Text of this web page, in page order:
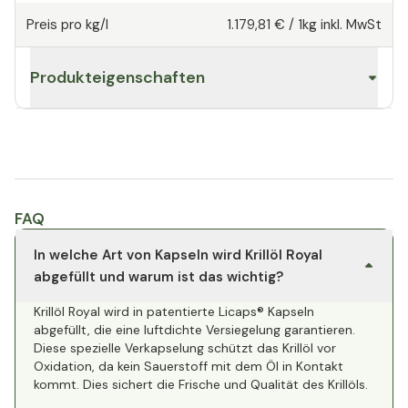
Preis pro kg/l 1.179,81 € / 1kg inkl. MwSt
Produkteigenschaften
FAQ
In welche Art von Kapseln wird Krillöl Royal
abgefüllt und warum ist das wichtig?
Krillöl Royal wird in patentierte Licaps® Kapseln
abgefüllt, die eine luftdichte Versiegelung garantieren.
Diese spezielle Verkapselung schützt das Krillöl vor
Oxidation, da kein Sauerstoff mit dem Öl in Kontakt
kommt. Dies sichert die Frische und Qualität des Krillöls.